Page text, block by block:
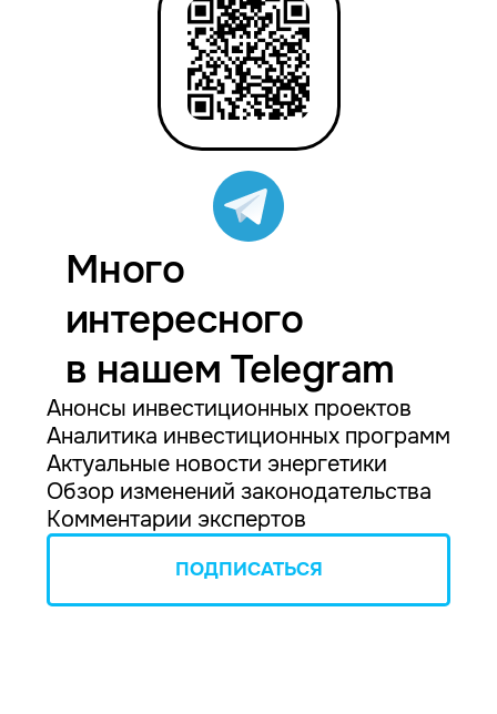
Много
интересного
в нашем Telegram
Анонсы инвестиционных проектов
Аналитика инвестиционных программ
Актуальные новости энергетики
Обзор изменений законодательства
Комментарии экспертов
ПОДПИСАТЬСЯ